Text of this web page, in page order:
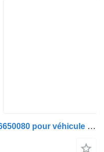
Roulement de moyeu Fiat 1346650080 pour véhicule utilitaire Fiat Ducato